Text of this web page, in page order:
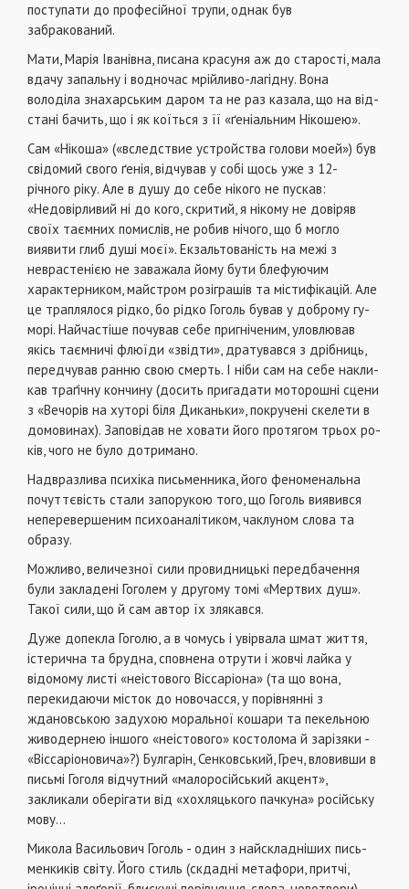
поступати до професійної трупи, однак був
забракований.
Мати, Марія Іванівна, писана красуня аж до старості, мала
вдачу запальну і водночас мрійливо-лагідну. Вона
володіла знахарським даром та не раз казала, що на від­
стані бачить, що і як коїться з її «ґеніальним Нікошею».
Сам «Нікоша» («вследствие устройства голови моей») був
свідомий свого ґенія, відчував у собі щось уже з 12-
річного ріку. Але в душу до себе нікого не пускав:
«Недовірливий ні до кого, скритий, я нікому не довіряв
своїх таєм­них помислів, не робив нічого, що б могло
виявити глиб душі моєї». Екзальтованість на межі з
неврастенією не заважала йому бути блефуючим
характерником, майстром розіграшів та містифікацій. Але
це траплялося рідко, бо рідко Гоголь бував у доброму гу­
морі. Найчастіше почував себе пригніченим, уловлював
якісь таємничі флюїди «звідти», дратувався з дрібниць,
передчував ранню свою смерть. І ніби сам на себе накли­
кав траґічну кончину (досить пригадати моторошні сцени
з «Вечорів на хуторі біля Диканьки», покручені скелети в
домовинах). Заповідав не ховати його протягом трьох ро­
ків, чого не було дотримано.
Надвразлива психіка письменника, його феноменальна
почуттєвість стали запорукою того, що Гоголь виявився
неперевершеним психоаналітиком, чаклуном слова та
образу.
Можливо, величезної сили провидницькі передбачен­ня
були закладені Гоголем у другому томі «Мертвих душ».
Такої сили, що й сам автор їх злякався.
Дуже допекла Гоголю, а в чомусь і увірвала шмат життя,
істерична та брудна, сповнена отрути і жовчі лайка у
відо­мому листі «неістового Віссаріона» (та що вона,
перекида­ючи місток до новочасся, у порівнянні з
ждановською заду­хою моральної кошари та пекельною
живодернею іншого «неістового» костолома й зарізяки -
«Віссаріоновича»?) Булгарін, Сенковський, Греч, вловивши в
письмі Гоголя від­чутний «малоросійський акцент»,
закликали оберігати від «хохляцького пачкуна» російську
мову...
Микола Васильович Гоголь - один з найскладніших пись-
менкиків світу. Його стиль (скдадні метафори, притчі,